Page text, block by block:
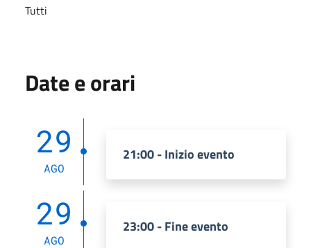
Tutti
Date e orari
29
AGO
21:00 - Inizio evento
29
AGO
23:00 - Fine evento